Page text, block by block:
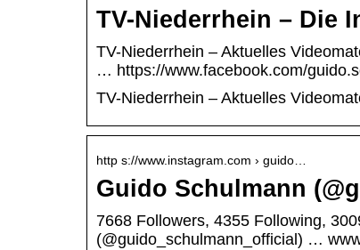
TV-Niederrhein – Die
TV-Niederrhein – Aktuelles
… https://www.facebook.com/
TV-Niederrhein – Aktuelles
http s://www.instagram.com › guido…
Guido Schulmann
7668 Followers, 4355 Following,
(@guido_schulmann_official) …